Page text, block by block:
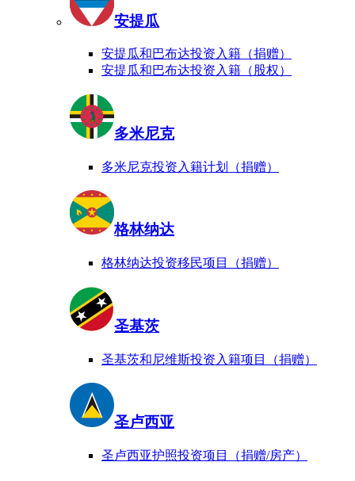
安提瓜
安提瓜和巴布达投资入籍（捐赠）
安提瓜和巴布达投资入籍（股权）
多米尼克
多米尼克投资入籍计划（捐赠）
格林纳达
格林纳达投资移民项目（捐赠）
圣基茨
圣基茨和尼维斯投资入籍项目（捐赠）
圣卢西亚
圣卢西亚护照投资项目（捐赠/房产）